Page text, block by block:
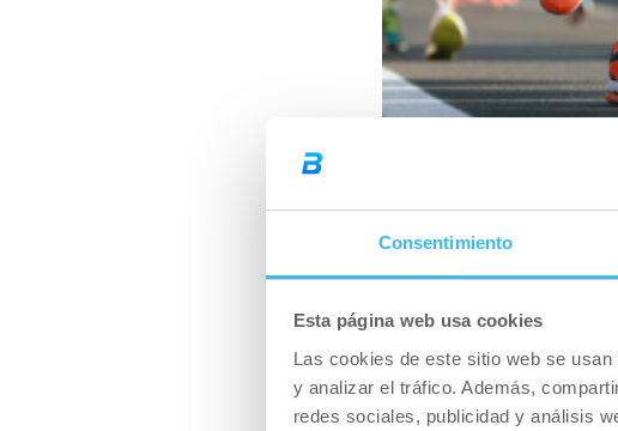
Consentimiento
Esta página web usa cookies
Las cookies de este sitio web se
y analizar el tráfico. Además,
redes sociales, publicidad y análisis
Artículo
¿Cómo
hidratado y con el nivel de
Conviene prepararse de
entrenamiento más largo